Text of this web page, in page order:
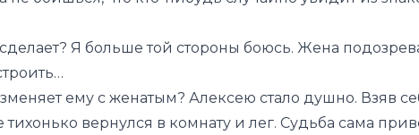
Я больше той стороны боюсь. Жена
ему с женатым? Алексею стало душно. Взяв
тихонько вернулся в комнату и лег. Судьба сама